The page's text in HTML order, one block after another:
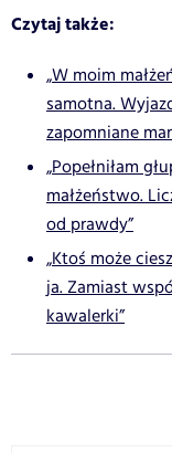
Czytaj także:
„W moim
samotna.
zapomniane
„Popełniłam
małżeństwo.
od prawdy”
„Ktoś może
ja. Zamiast
kawalerki”